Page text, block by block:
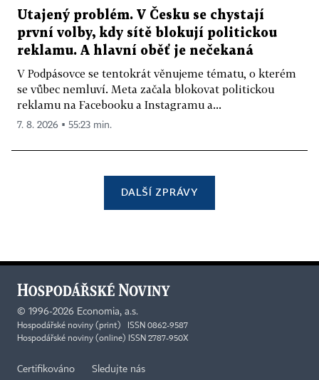
Utajený problém. V Česku se chystají
první volby, kdy sítě blokují politickou
reklamu. A hlavní oběť je nečekaná
V Podpásovce se tentokrát věnujeme tématu, o kterém
se vůbec nemluví. Meta začala blokovat politickou
reklamu na Facebooku a Instagramu a...
7. 8. 2026 ▪ 55:23 min.
DALŠÍ ZPRÁVY
© 1996-2026 Economia, a.s.
Hospodářské noviny (print) ISSN 0862-9587
Hospodářské noviny (online) ISSN 2787-950X
Certifikováno Sledujte nás